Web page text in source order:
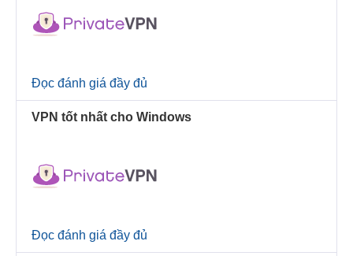
Đọc đánh giá đầy đủ
VPN tốt nhất cho Windows
Đọc đánh giá đầy đủ